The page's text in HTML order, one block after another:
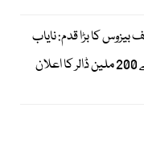
بیزوس کا بڑا قدم: نایاب